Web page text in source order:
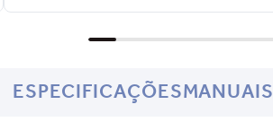
ESPECIFICAÇÕESMANUAIS